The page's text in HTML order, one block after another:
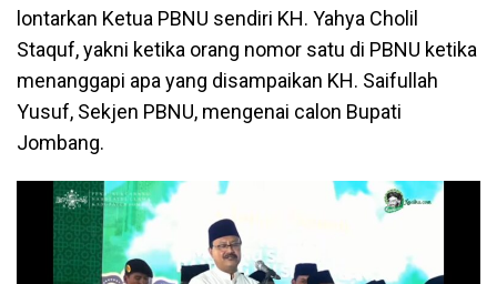
lontarkan Ketua PBNU sendiri KH. Yahya Cholil
Staquf, yakni ketika orang nomor satu di PBNU ketika
menanggapi apa yang disampaikan KH. Saifullah
Yusuf, Sekjen PBNU, mengenai calon Bupati
Jombang.